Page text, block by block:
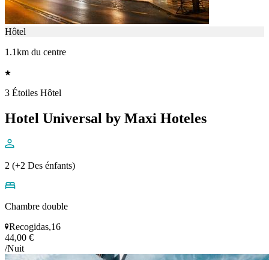
Hôtel
1.1km du centre
3 Étoiles Hôtel
Hotel Universal by Maxi Hoteles
2 (+2 Des énfants)
Chambre double
Recogidas,16
44,00 €
/Nuit